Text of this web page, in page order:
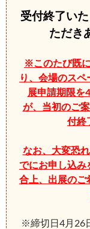
受付終了い
ただき
※このたび既
り、会場のス
展申請期限を
が、当初のご
付終
なお、大変恐
でにお申し込み
合上、出展のご
※締切日4月26